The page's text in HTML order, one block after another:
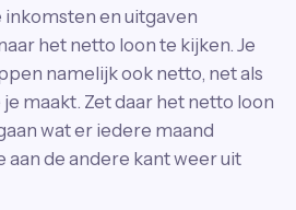
en uitgaven
het netto loon te kijken. Je
namelijk ook netto, net als
maakt. Zet daar het netto loon
wat er iedere maand
aan de andere kant weer uit